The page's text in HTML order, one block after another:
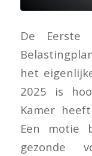
De
het
2025 is
Kamer
Een motie
gezonde